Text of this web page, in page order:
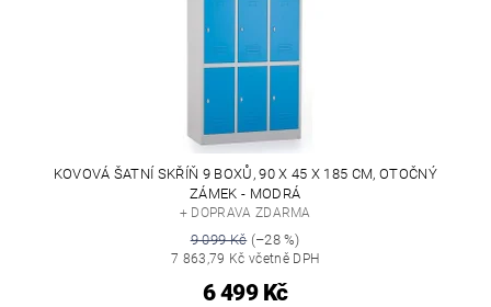
KOVOVÁ ŠATNÍ SKŘÍŇ 9 BOXŮ, 90 X 45 X 185 CM, OTOČNÝ
ZÁMEK - MODRÁ
+ DOPRAVA ZDARMA
9 099 Kč(–28 %)
7 863,79 Kč včetně DPH
6 499 Kč